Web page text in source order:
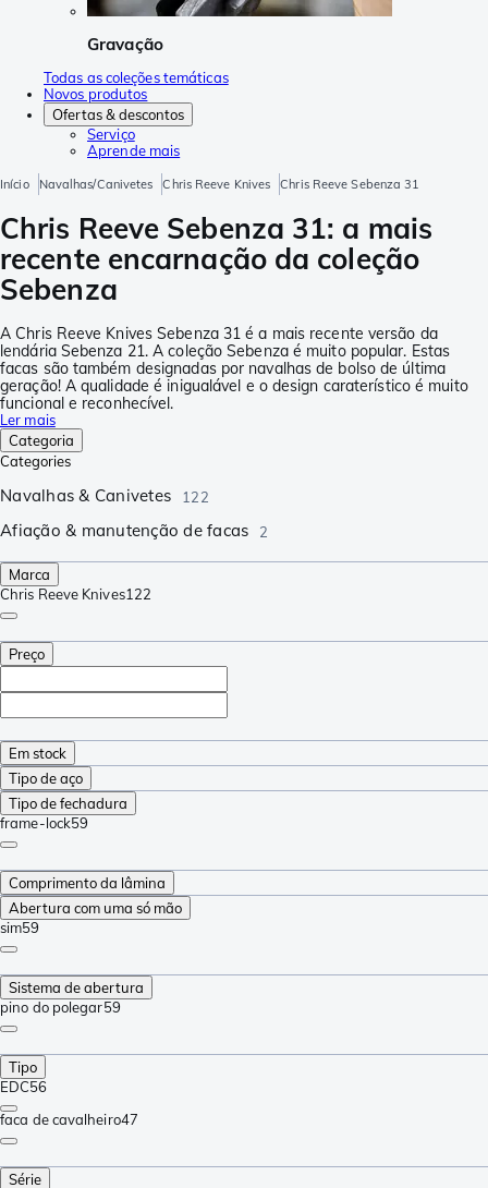
Gravação
Todas as coleções temáticas
Novos produtos
Ofertas & descontos
Serviço
Aprende mais
Início Navalhas/Canivetes Chris Reeve Knives Chris Reeve Sebenza 31
Chris Reeve Sebenza 31: a mais
recente encarnação da coleção
Sebenza
A Chris Reeve Knives Sebenza 31 é a mais recente versão da
lendária Sebenza 21. A coleção Sebenza é muito popular. Estas
facas são também designadas por navalhas de bolso de última
geração! A qualidade é inigualável e o design caraterístico é muito
funcional e reconhecível.
Ler mais
Categoria
Categories
Navalhas & Canivetes 122
Afiação & manutenção de facas 2
Marca
Chris Reeve Knives122
Preço
Em stock
Tipo de aço
Tipo de fechadura
frame-lock59
Comprimento da lâmina
Abertura com uma só mão
sim59
Sistema de abertura
pino do polegar59
Tipo
EDC56
faca de cavalheiro47
Série